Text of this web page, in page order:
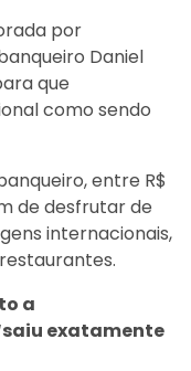
por
Daniel
que
como sendo
entre R$
de desfrutar de
internacionais,
a
exatamente